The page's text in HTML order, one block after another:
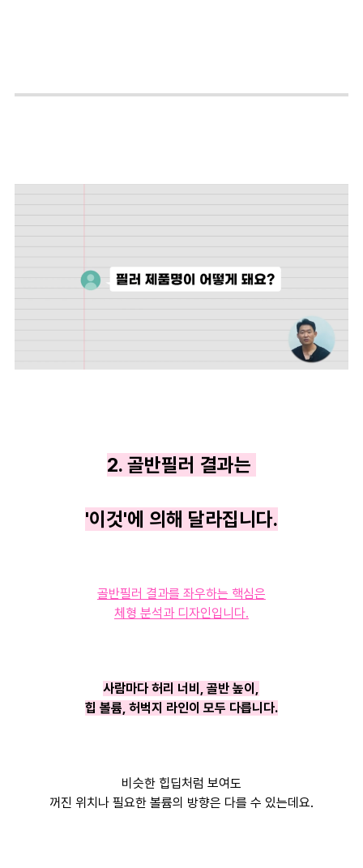
2. 골반필러 결과는
'이것'에 의해 달라집니다.
골반필러 결과를 좌우하는 핵심은
체형 분석과 디자인입니다.
사람마다 허리 너비, 골반 높이,
힙 볼륨, 허벅지 라인이 모두 다릅니다.
비슷한 힙딥처럼 보여도
꺼진 위치나 필요한 볼륨의 방향은 다를 수 있는데요.